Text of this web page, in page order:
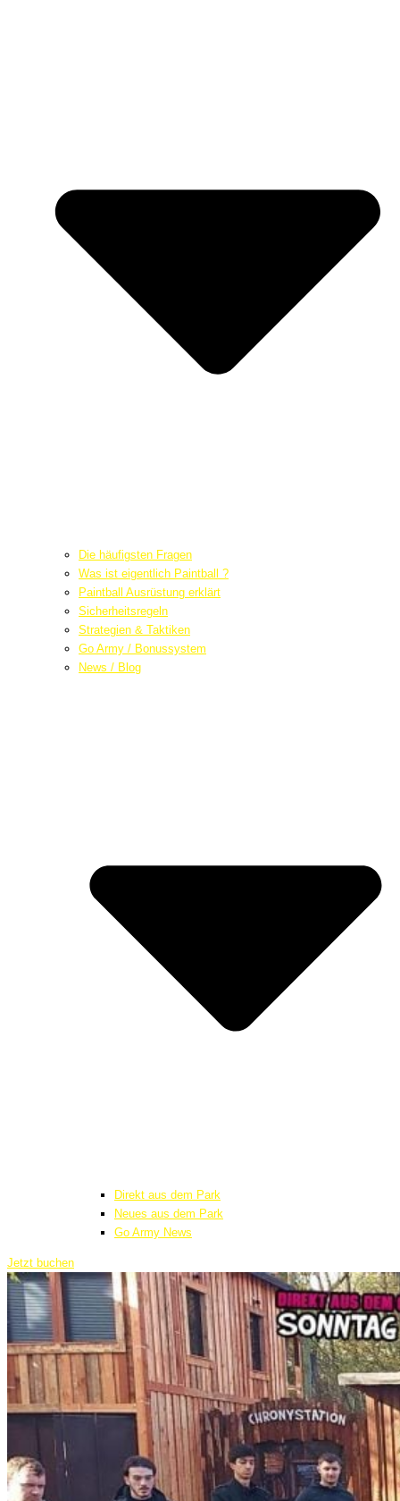
Die häufigsten Fragen
Was ist eigentlich Paintball ?
Paintball Ausrüstung erklärt
Sicherheitsregeln
Strategien & Taktiken
Go Army / Bonussystem
News / Blog
Direkt aus dem Park
Neues aus dem Park
Go Army News
Jetzt buchen